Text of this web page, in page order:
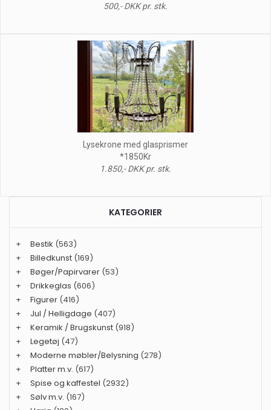
500,- DKK pr. stk.
Lysekrone med glasprismer
*1850Kr
1.850,- DKK pr. stk.
KATEGORIER
+ Bestik (563)
+
Billedkunst (169)
+
Bøger/Papirvarer (53)
+
Drikkeglas (606)
+
Figurer (416)
+
Jul / Helligdage (407)
+
Keramik / Brugskunst (918)
+
Legetøj (47)
+
Moderne møbler/Belysning (278)
+
Platter m.v. (617)
+
Spise og kaffestel (2932)
+
Sølv m.v. (167)